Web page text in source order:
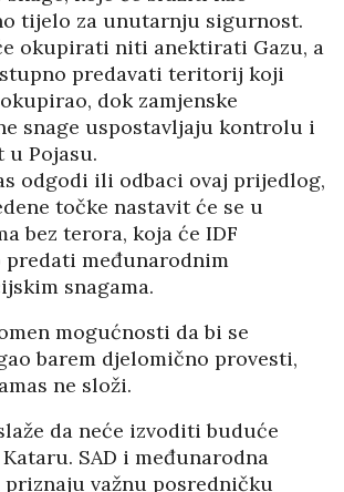
tijelo za unutarnju sigurnost.
okupirati niti anektirati Gazu, a
predavati teritorij koji
dok zamjenske
snage uspostavljaju kontrolu i
u Pojasu.
odgodi ili odbaci ovaj prijedlog,
točke nastavit će se u
bez terora, koja će IDF
predati međunarodnim
snagama.
mogućnosti da bi se
barem djelomično provesti,
ne složi.
da neće izvoditi buduće
SAD i međunarodna
priznaju važnu posredničku